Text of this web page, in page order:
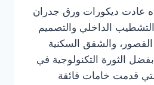
عادت ديكورات ورق جدران
الداخلي والتصميم
والشقق السكنية
الثورة التكنولوجية في
قدمت خامات فائقة